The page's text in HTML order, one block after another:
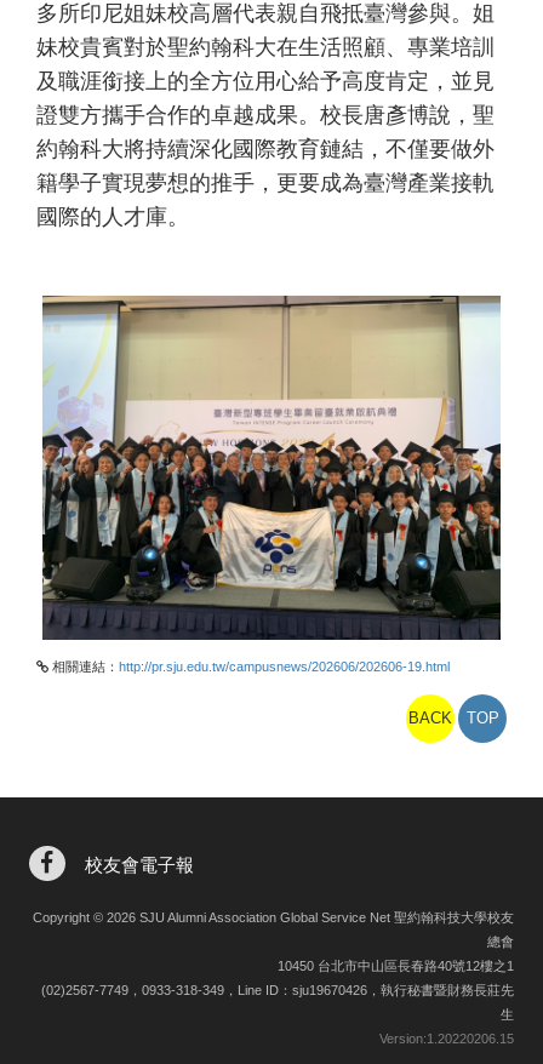
多所印尼姐妹校高層代表親自飛抵臺灣參與。姐
妹校貴賓對於聖約翰科大在生活照顧、專業培訓
及職涯銜接上的全方位用心給予高度肯定，並見
證雙方攜手合作的卓越成果。校長唐彥博說，聖
約翰科大將持續深化國際教育鏈結，不僅要做外
籍學子實現夢想的推手，更要成為臺灣產業接軌
國際的人才庫。
相關連結： http://pr.sju.edu.tw/campusnews/202606/202606-19.html
BACK TOP
校友會電子報
Copyright © 2026 SJU Alumni Association Global Service Net 聖約翰科技大學校友
總會
10450 台北市中山區長春路40號12樓之1
(02)2567-7749，0933-318-349，Line ID：sju19670426，執行秘書暨財務長莊先
生
Version:1.20220206.15